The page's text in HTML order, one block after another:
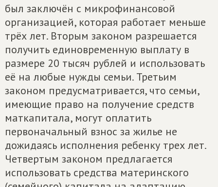
был заключён с микрофинансовой
организацией, которая работает меньше
трёх лет. Вторым законом разрешается
получить единовременную выплату в
размере 20 тысяч рублей и использовать
её на любые нужды семьи. Третьим
законом предусматривается, что семьи,
имеющие право на получение средств
маткапитала, могут оплатить
первоначальный взнос за жилье не
дожидаясь исполнения ребенку трех лет.
Четвертым законом предлагается
использовать средства материнского